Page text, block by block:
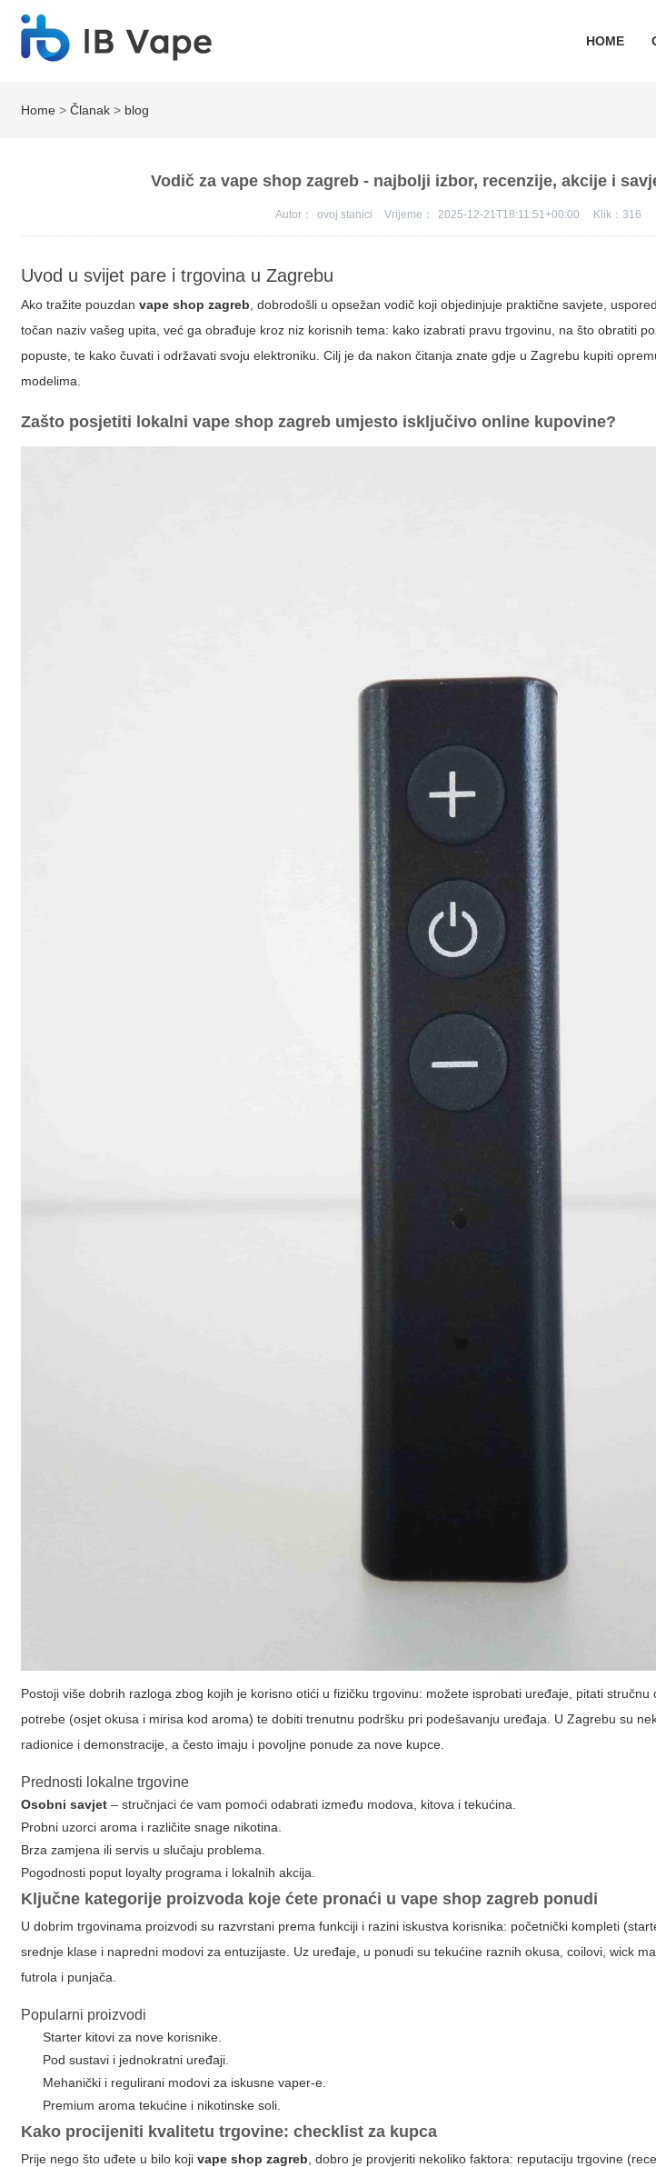
HOME
Home >Članak > blog
Vodič za vape shop zagreb - najbolji izbor, recenzije, akcije i
Autor： ovoj stanici Vrijeme： 2025-12-21T18:11:51+00:00 Klik： 316
Uvod u svijet pare i trgovina u Zagrebu
Ako tražite pouzdanvape shop zagreb , dobrodošli u opsežan vodič koji objedinjuje praktične savjete,
točan naziv vašeg upita, već ga obrađuje kroz niz korisnih tema: kako izabrati pravu trgovinu, na što obratiti
popuste, te kako čuvati i održavati svoju elektroniku. Cilj je da nakon čitanja znate gdje u Zagrebu kupiti
modelima.
Zašto posjetiti lokalni vape shop zagreb umjesto isključivo online kupovine?
Postoji više dobrih razloga zbog kojih je korisno otići u fizičku trgovinu: možete isprobati uređaje, pitati
potrebe (osjet okusa i mirisa kod aroma) te dobiti trenutnu podršku pri podešavanju uređaja. U Zagrebu su
radionice i demonstracije, a često imaju i povoljne ponude za nove kupce.
Prednosti lokalne trgovine
Osobni savjet – stručnjaci će vam pomoći odabrati između modova, kitova i tekućina.
Probni uzorci aroma i različite snage nikotina.
Brza zamjena ili servis u slučaju problema.
Pogodnosti poput loyalty programa i lokalnih akcija.
Ključne kategorije proizvoda koje ćete pronaći uvape shop zagreb ponudi
U dobrim trgovinama proizvodi su razvrstani prema funkciji i razini iskustva korisnika: početnički kompleti
srednje klase i napredni modovi za entuzijaste. Uz uređaje, u ponudi su tekućine raznih okusa, coilovi, wick
futrola i punjača.
Popularni proizvodi
Starter kitovi za nove korisnike.
Pod sustavi i jednokratni uređaji.
Mehanički i regulirani modovi za iskusne vaper-e.
Premium aroma tekućine i nikotinske soli.
Kako procijeniti kvalitetu trgovine: checklist za kupca
Prije nego što uđete u bilo kojivape shop zagreb , dobro je provjeriti nekoliko faktora: reputaciju trgovine